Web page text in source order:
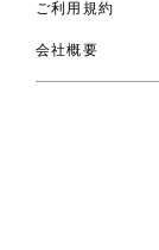
スペシャル
ご利用規約
会社概要